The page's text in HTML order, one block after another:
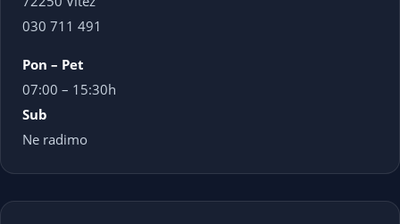
030 711 491
Pon – Pet
07:00 – 15:30h
Sub
Ne radimo